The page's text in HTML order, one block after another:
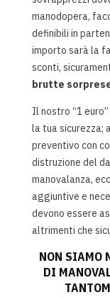
manodopera,
definibili in
importo sarà la
sconti,
brutte
Il nostro “1
la tua sicurezza;
preventivo con
distruzione del
manovalanza,
aggiuntive e
devono essere
altrimenti che
NON SIAMO
DI